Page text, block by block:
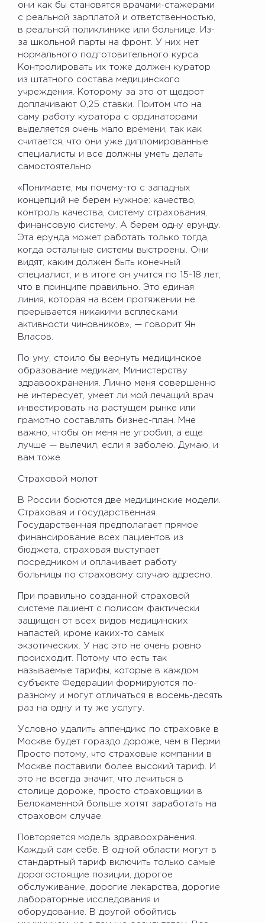
они как бы становятся врачами-стажерами
с реальной зарплатой и ответственностью,
в реальной поликлинике или больнице. Из-
за школьной парты на фронт. У них нет
нормального подготовительного курса.
Контролировать их тоже должен куратор
из штатного состава медицинского
учреждения. Которому за это от щедрот
доплачивают 0,25 ставки. Притом что на
саму работу куратора с ординаторами
выделяется очень мало времени, так как
считается, что они уже дипломированные
специалисты и все должны уметь делать
самостоятельно.
«Понимаете, мы почему-то с западных
концепций не берем нужное: качество,
контроль качества, систему страхования,
финансовую систему. А берем одну ерунду.
Эта ерунда может работать только тогда,
когда остальные системы выстроены. Они
видят, каким должен быть конечный
специалист, и в итоге он учится по 15-18 лет,
что в принципе правильно. Это единая
линия, которая на всем протяжении не
прерывается никакими всплесками
активности чиновников», — говорит Ян
Власов.
По уму, стоило бы вернуть медицинское
образование медикам, Министерству
здравоохранения. Лично меня совершенно
не интересует, умеет ли мой лечащий врач
инвестировать на растущем рынке или
грамотно составлять бизнес-план. Мне
важно, чтобы он меня не угробил, а еще
лучше — вылечил, если я заболею. Думаю, и
вам тоже.
Страховой молот
В России борются две медицинские модели.
Страховая и государственная.
Государственная предполагает прямое
финансирование всех пациентов из
бюджета, страховая выступает
посредником и оплачивает работу
больницы по страховому случаю адресно.
При правильно созданной страховой
системе пациент с полисом фактически
защищен от всех видов медицинских
напастей, кроме каких-то самых
экзотических. У нас это не очень ровно
происходит. Потому что есть так
называемые тарифы, которые в каждом
субъекте Федерации формируются по-
разному и могут отличаться в восемь-десять
раз на одну и ту же услугу.
Условно удалить аппендикс по страховке в
Москве будет гораздо дороже, чем в Перми.
Просто потому, что страховые компании в
Москве поставили более высокий тариф. И
это не всегда значит, что лечиться в
столице дороже, просто страховщики в
Белокаменной больше хотят заработать на
страховом случае.
Повторяется модель здравоохранения.
Каждый сам себе. В одной области могут в
стандартный тариф включить только самые
дорогостоящие позиции, дорогое
обслуживание, дорогие лекарства, дорогие
лабораторные исследования и
оборудование. В другой обойтись